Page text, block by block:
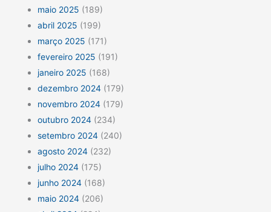
maio 2025 (189)
abril 2025 (199)
março 2025 (171)
fevereiro 2025 (191)
janeiro 2025 (168)
dezembro 2024 (179)
novembro 2024 (179)
outubro 2024 (234)
setembro 2024 (240)
agosto 2024 (232)
julho 2024 (175)
junho 2024 (168)
maio 2024 (206)